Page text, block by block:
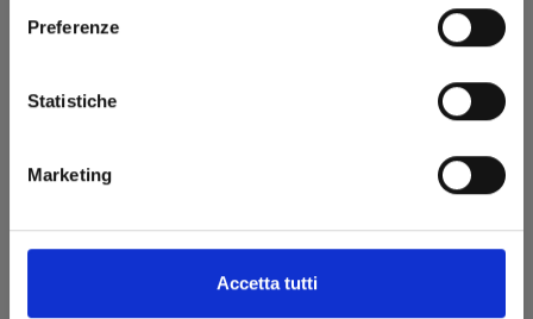
Preferenze
Statistiche
Marketing
Accetta tutti
Ho letto e accetto iTermini sulla privacy